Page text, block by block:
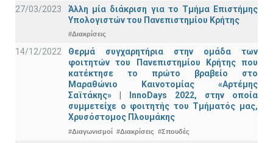
27/03/2023
Άλλη μία διάκριση για το Τμήμα Επιστήμης
Υπολογιστών του Πανεπιστημίου Κρήτης
#Διακρίσεις
14/12/2022
Θερμά συγχαρητήρια στην ομάδα των
φοιτητών του Πανεπιστημίου Κρήτης που
κατέκτησε το πρώτο βραβείο στο
Μαραθώνιο Καινοτομίας «Αρτέμης
Σαϊτάκης» | InnoDays 2022, στην οποία
συμμετείχε ο φοιτητής του Τμήματός μας,
Χρυσόστομος Πλουμάκης
#Διαγωνισμοί #Διακρίσεις #Σπουδές